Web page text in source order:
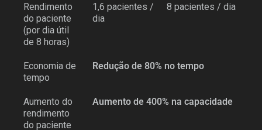
Rendimento
do paciente
(por dia útil
de 8 horas)
1,6 pacientes /
dia
8 pacientes / dia
Economia de
tempo
Redução de 80% no tempo
Aumento do
rendimento
do paciente
Aumento de 400% na capacidade